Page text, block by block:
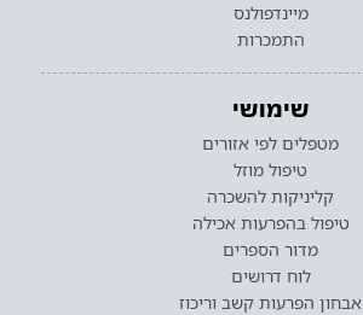
מיינדפולנס
התמכרות
שימושי
מטפלים לפי אזורים
טיפול מוזל
קליניקות להשכרה
טיפול בהפרעות אכילה
מדור הספרים
לוח דרושים
אבחון הפרעות קשב וריכוז